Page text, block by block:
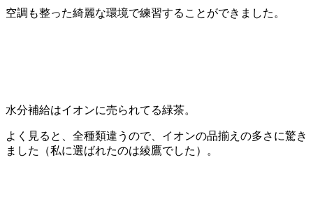
空調も整った綺麗な環境で練習することができました。
水分補給はイオンに売られてる緑茶。
よく見ると、全種類違うので、イオンの品揃えの多さに驚き
ました（私に選ばれたのは綾鷹でした）。